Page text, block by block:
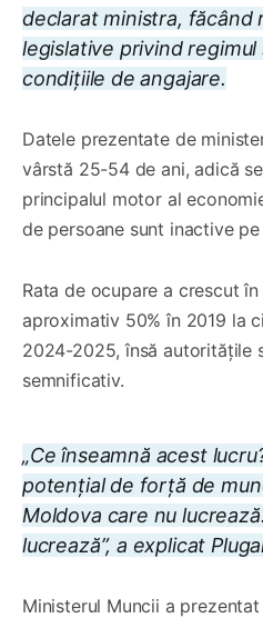
declarat ministra, făcând
legislative privind
condițiile de angajare.
Datele prezentate de
vârstă 25-54 de ani, adică
principalul motor al
de persoane sunt inactive
Rata de ocupare a crescut
aproximativ 50% în 2019 la
2024-2025, însă autoritățile
semnificativ.
„Ce înseamnă acest
potențial de forță de
Moldova care nu
lucrează”, a explicat
Ministerul Muncii a